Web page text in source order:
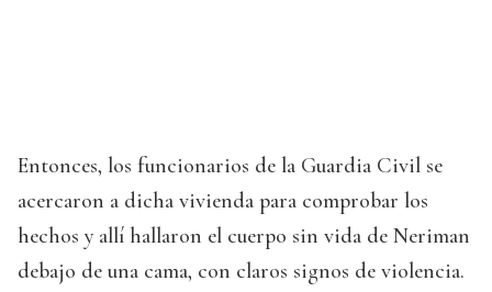
Entonces, los funcionarios de la Guardia Civil se
acercaron a dicha vivienda para comprobar los
hechos y allí hallaron el cuerpo sin vida de Neriman
debajo de una cama, con claros signos de violencia.